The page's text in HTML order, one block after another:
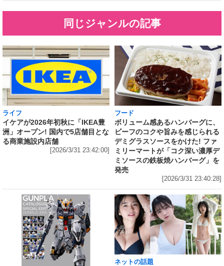
同じジャンルの記事
ライフ
イケアが2026年初秋に「IKEA豊
洲」オープン! 国内で5店舗目とな
る商業施設内店舗
[2026/3/31 23:42:00]
フード
ボリューム感あるハンバーグに、
ビーフのコクや旨みを感じられる
デミグラスソースをかけた! ファ
ミリーマートが「コク深い濃厚デ
ミソースの鉄板焼ハンバーグ」を
発売
[2026/3/31 23:40:28]
ネットの話題